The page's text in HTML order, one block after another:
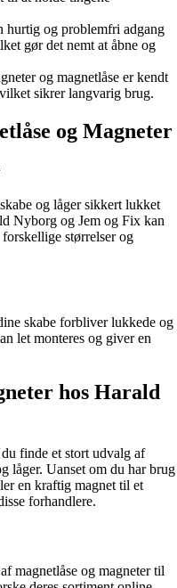
hurtig og problemfri adgang
gør det nemt at åbne og
og magnetlåse er kendt
sikrer langvarig brug.
og Magneter
og låger sikkert lukket
Nyborg og Jem og Fix kan
størrelser og
skabe forbliver lukkede og
let monteres og giver en
hos Harald
finde et stort udvalg af
låger. Uanset om du har brug
en kraftig magnet til et
forhandlere.
magnetlåse og magneter til